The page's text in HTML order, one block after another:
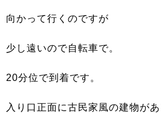
向かって行くのですが
少し遠いので自転車で。
20分位で到着です。
入り口正面に古民家風の建物があ